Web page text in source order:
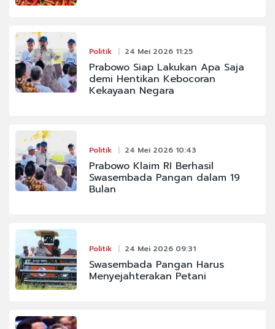
Politik 24 Mei 2026 11:25
Prabowo Siap Lakukan Apa Saja
demi Hentikan Kebocoran
Kekayaan Negara
Politik 24 Mei 2026 10:43
Prabowo Klaim RI Berhasil
Swasembada Pangan dalam 19
Bulan
Politik 24 Mei 2026 09:31
Swasembada Pangan Harus
Menyejahterakan Petani